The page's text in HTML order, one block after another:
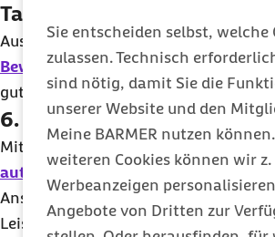
Sie entscheiden selbst, welche
zulassen. Technisch
sind nötig, damit Sie die
unserer Website und den
Meine BARMER nutzen
weiteren Cookies können wir z.
Werbeanzeigen
Angebote von Dritten zur
Tagesstruktur achten
AusreichendSchlaf,gesunde
Bewegungan der frischen Luft
guten Ausgleich.
6. Entspannen
Mit
autogenem Training
Anspannung abgebaut und wieder ein
Leistungsniveau erreicht werden. Ein